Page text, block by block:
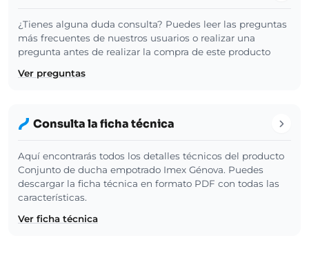
¿Tienes alguna duda consulta? Puedes leer las preguntas
más frecuentes de nuestros usuarios o realizar una
pregunta antes de realizar la compra de este producto
Ver preguntas
Consulta la ficha técnica
Aquí encontrarás todos los detalles técnicos del producto
Conjunto de ducha empotrado Imex Génova. Puedes
descargar la ficha técnica en formato PDF con todas las
características.
Ver ficha técnica